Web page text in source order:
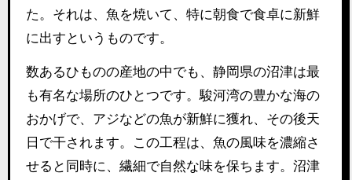
た。それは、魚を焼いて、特に朝食で食卓に新鮮
に出すというものです。
数あるひものの産地の中でも、静岡県の沼津は最
も有名な場所のひとつです。駿河湾の豊かな海の
おかげで、アジなどの魚が新鮮に獲れ、その後天
日で干されます。この工程は、魚の風味を濃縮さ
せると同時に、繊細で自然な味を保ちます。沼津